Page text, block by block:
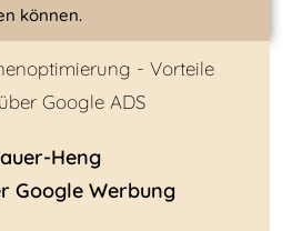
können.
Heng
Google Werbung